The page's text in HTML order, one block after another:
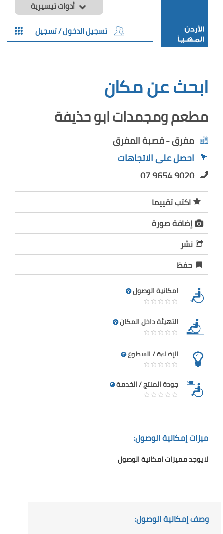
أدوات تيسيرية
تسجيل الدخول / تسجيل
ابحث عن مكان
مطعم ومجمدات ابو حذيفة
مفرق - قصبة المفرق
احصل على الاتجاهات
07 9654 9020
اكتب تقييما
إضافة صورة
نشر
حفظ
امكانية الوصول
التهيئة داخل المكان
الإضاءة / السطوع
جودة المنتج / الخدمة
ميزات إمكانية الوصول:
لا يوجد مميزات امكانية الوصول
وصف إمكانية الوصول: